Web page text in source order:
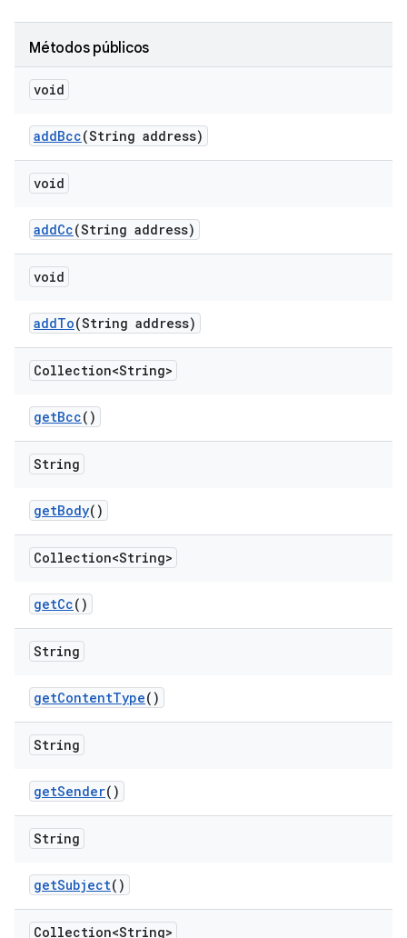
Métodos públicos
void
addBcc(String address)
void
addCc(String address)
void
addTo(String address)
Collection<String>
getBcc()
String
getBody()
Collection<String>
getCc()
String
getContentType()
String
getSender()
String
getSubject()
Collection<String>